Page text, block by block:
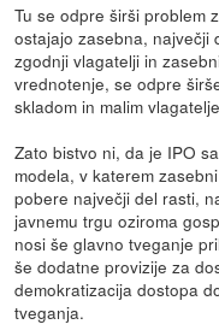
Tu se odpre širši problem
ostajajo zasebna, največji
zgodnji vlagatelji in
vrednotenje, se odpre
skladom in malim
Zato bistvo ni, da je IPO
modela, v katerem
pobere največji del rasti,
javnemu trgu oziroma
nosi še glavno tveganje
še dodatne provizije za
demokratizacija dostopa
tveganja.